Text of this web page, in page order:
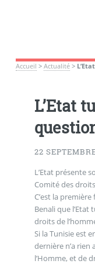
Accueil > Actualité>
L’Etat
22
L’Etat présente
Comité des
C’est la
Benali que
droits de
Si la Tunisie est
dernière n’a
l’Homme, et de